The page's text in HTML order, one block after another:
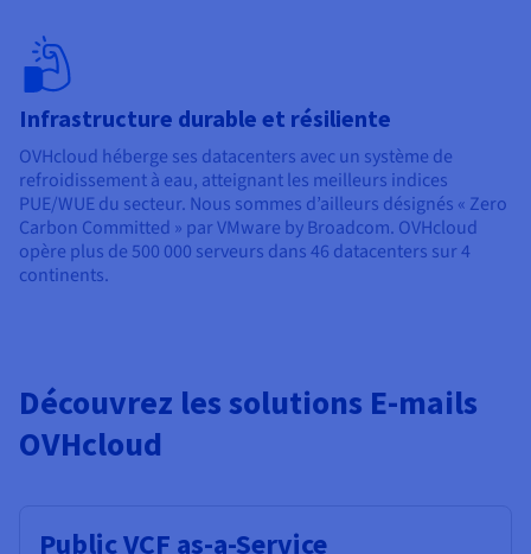
Infrastructure durable et résiliente
OVHcloud héberge ses datacenters avec un système de
refroidissement à eau, atteignant les meilleurs indices
PUE/WUE du secteur. Nous sommes d’ailleurs désignés « Zero
Carbon Committed » par VMware by Broadcom. OVHcloud
opère plus de 500 000 serveurs dans 46 datacenters sur 4
continents.
Découvrez les solutions E-mails
OVHcloud
Public VCF as-a-Service